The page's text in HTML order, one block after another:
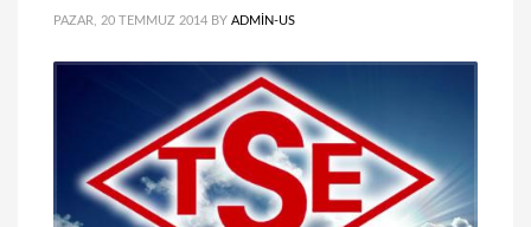
PAZAR, 20 TEMMUZ 2014 BY ADMIN-US